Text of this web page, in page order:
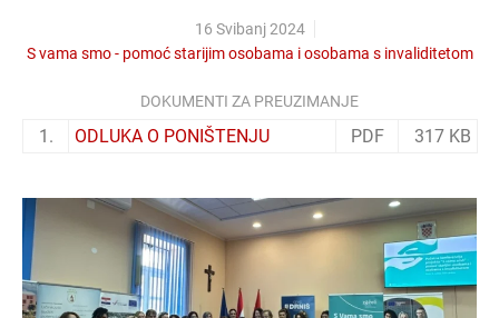
16 Svibanj 2024
S vama smo - pomoć starijim osobama i osobama s invaliditetom
DOKUMENTI ZA PREUZIMANJE
1. ODLUKA O PONIŠTENJU PDF 317 KB